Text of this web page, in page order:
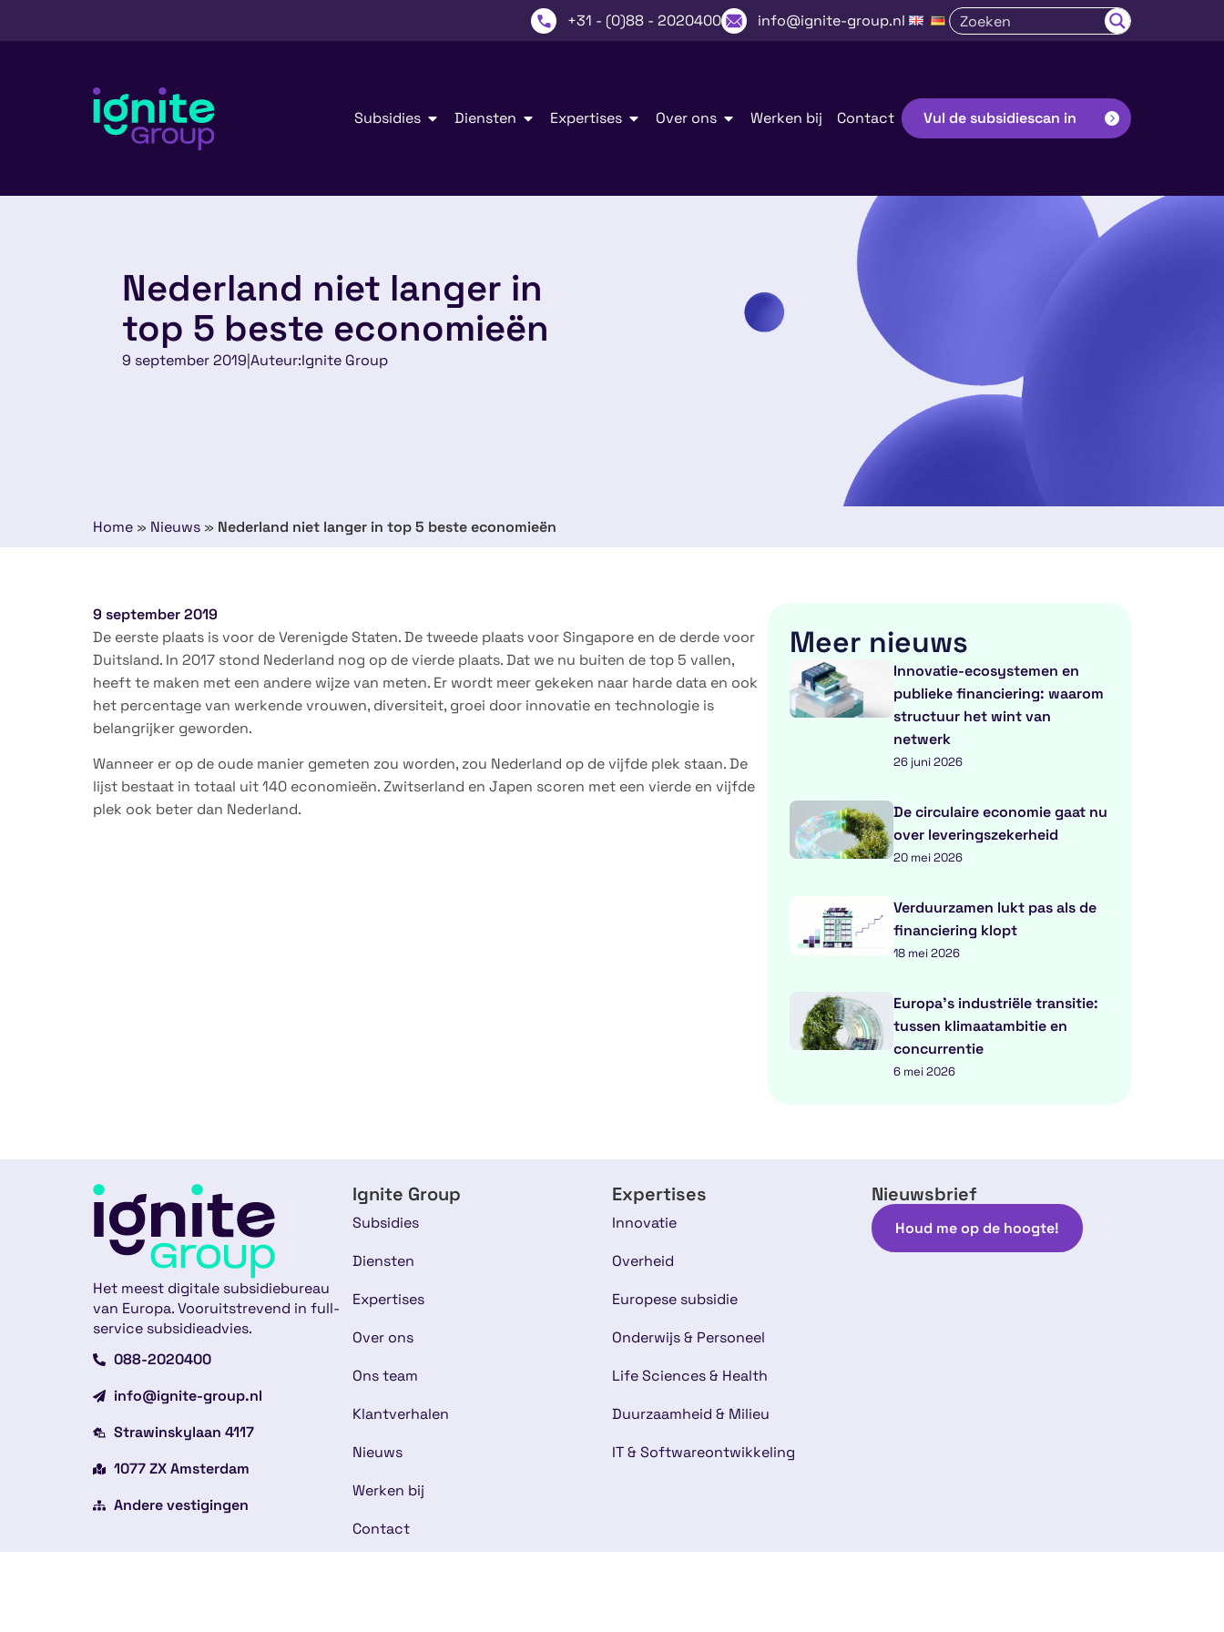
+31 - (0)88 - 2020400 info@ignite-group.nl
Subsidies Diensten Expertises Over ons Werken bij Contact Vul de subsidiescan in
Nederland niet langer in
top 5 beste economieën
9 september 2019 |Auteur:Ignite Group
Home » Nieuws » Nederland niet langer in top 5 beste economieën
9 september 2019
De eerste plaats is voor de Verenigde Staten. De tweede plaats voor Singapore en de derde voor
Duitsland. In 2017 stond Nederland nog op de vierde plaats. Dat we nu buiten de top 5 vallen,
heeft te maken met een andere wijze van meten. Er wordt meer gekeken naar harde data en ook
het percentage van werkende vrouwen, diversiteit, groei door innovatie en technologie is
belangrijker geworden.
Wanneer er op de oude manier gemeten zou worden, zou Nederland op de vijfde plek staan. De
lijst bestaat in totaal uit 140 economieën. Zwitserland en Japen scoren met een vierde en vijfde
plek ook beter dan Nederland.
Meer nieuws
Innovatie-ecosystemen en
publieke financiering: waarom
structuur het wint van
netwerk
26 juni 2026
De circulaire economie gaat nu
over leveringszekerheid
20 mei 2026
Verduurzamen lukt pas als de
financiering klopt
18 mei 2026
Europa’s industriële transitie:
tussen klimaatambitie en
concurrentie
6 mei 2026
Het meest digitale subsidiebureau
van Europa. Vooruitstrevend in full-
service subsidieadvies.
088-2020400
info@ignite-group.nl
Strawinskylaan 4117
1077 ZX Amsterdam
Andere vestigingen
Ignite Group
Subsidies
Diensten
Expertises
Over ons
Ons team
Klantverhalen
Nieuws
Werken bij
Contact
Expertises
Innovatie
Overheid
Europese subsidie
Onderwijs & Personeel
Life Sciences & Health
Duurzaamheid & Milieu
IT & Softwareontwikkeling
Nieuwsbrief
Houd me op de hoogte!